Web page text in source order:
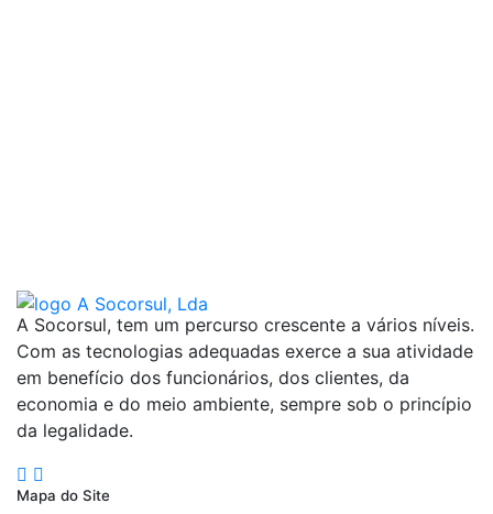
A Socorsul, tem um percurso crescente a vários níveis.
Com as tecnologias adequadas exerce a sua atividade
em benefício dos funcionários, dos clientes, da
economia e do meio ambiente, sempre sob o princípio
da legalidade.
Mapa do Site